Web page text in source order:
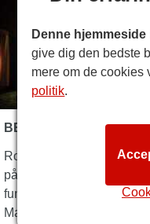
BESKRIVELSE AF
Rosetta Tharpe, den
påvirkede utallige
funklende, intime portræt
Marie Knight,
Denne
give dig den bedste
mere om de
politik.